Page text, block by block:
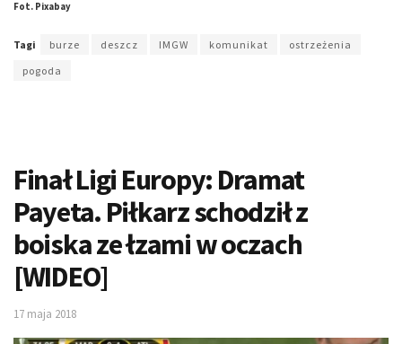
Fot. Pixabay
Tagi burze deszcz IMGW komunikat
ostrzeżenia
pogoda
Finał Ligi Europy: Dramat
Payeta. Piłkarz schodził z
boiska ze łzami w oczach
[WIDEO]
17 maja 2018